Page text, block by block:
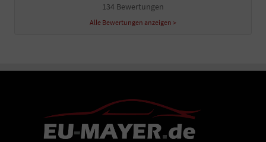
134 Bewertungen
Alle Bewertungen anzeigen >